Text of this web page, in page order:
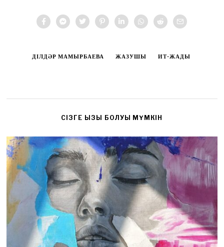
ДІЛДӘР МАМЫРБАЕВА ЖАЗУШЫ ИТ-ЖАДЫ
CІЗГЕ ҚЫЗЫҚ БОЛУЫ МҮМКІН